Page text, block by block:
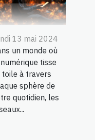
13 mai 2024
un monde où
tisse
toile à travers
sphère de
quotidien, les